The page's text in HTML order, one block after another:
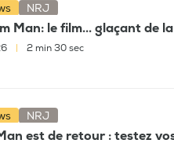
NRJ
Man: le film... glaçant de
2 min 30 sec
NRJ
est de retour : testez